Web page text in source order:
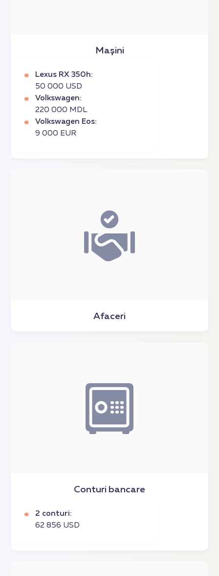
Mașini
Lexus RX 350h:
50 000 USD
Volkswagen:
220 000 MDL
Volkswagen Eos:
9 000 EUR
Afaceri
Conturi bancare
2 conturi:
62 856 USD